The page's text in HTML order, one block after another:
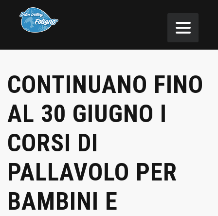
CONTINUANO FINO
AL 30 GIUGNO I
CORSI DI
PALLAVOLO PER
BAMBINI E